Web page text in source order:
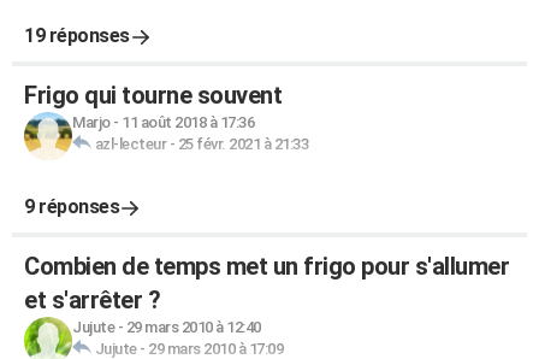
19 réponses
Frigo qui tourne souvent
Marjo- 11 août 2018 à 17:36
azl-lecteur- 25 févr. 2021 à 21:33
9 réponses
Combien de temps met un frigo pour s'allumer
et s'arrêter ?
Jujute- 29 mars 2010 à 12:40
Jujute- 29 mars 2010 à 17:09